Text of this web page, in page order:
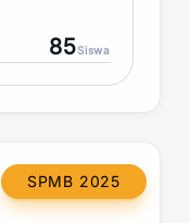
85Siswa
SPMB 2025